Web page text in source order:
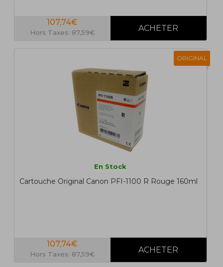
107,74€
Hors Taxes: 87,59€
ORIGINAL
En Stock
Cartouche Original Canon PFI-1100 R Rouge 160ml
107,74€
Hors Taxes: 87,59€